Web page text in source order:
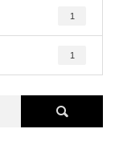
1
1